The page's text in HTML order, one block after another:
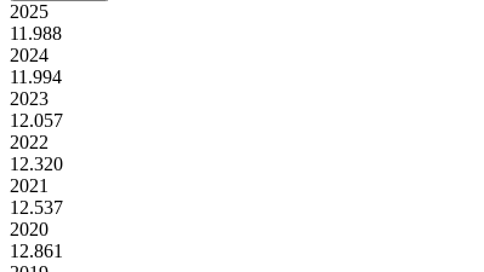
2025
11.988
2024
11.994
2023
12.057
2022
12.320
2021
12.537
2020
12.861